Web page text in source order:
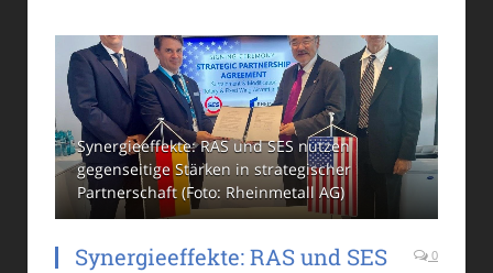
Synergieeffekte: RAS und SES nutzen
gegenseitige Stärken in strategischer
Partnerschaft (Foto: Rheinmetall AG)
Synergieeffekte: RAS und SES
0